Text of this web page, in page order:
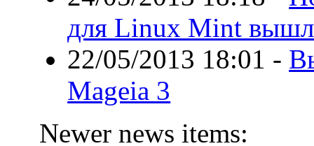
для Linux Mint
22/05/2013 18:01 -
Mageia 3
Newer news items: